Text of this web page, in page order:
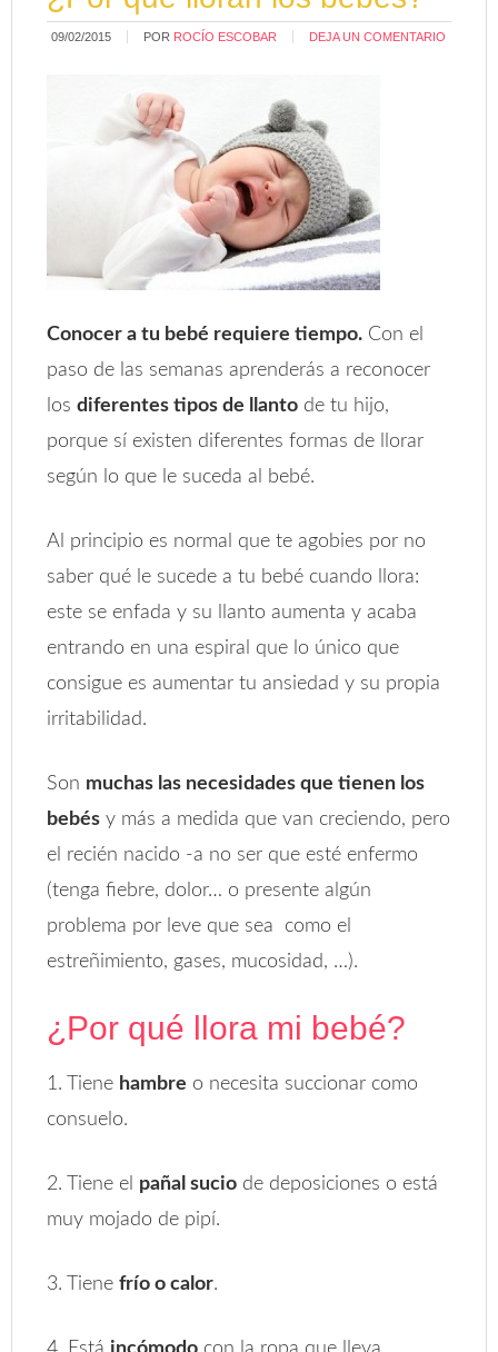
09/02/2015 POR ROCÍO ESCOBAR DEJA UN COMENTARIO
Conocer a tu bebé requiere tiempo. Con el
paso de las semanas aprenderás a reconocer
losdiferentes tipos de llanto de tu hijo,
porque sí existen diferentes formas de llorar
según lo que le suceda al bebé.
Al principio es normal que te agobies por no
saber qué le sucede a tu bebé cuando llora:
este se enfada y su llanto aumenta y acaba
entrando en una espiral que lo único que
consigue es aumentar tu ansiedad y su propia
irritabilidad.
Son muchas las necesidades que tienen los
bebés y más a medida que van creciendo, pero
el recién nacido -a no ser que esté enfermo
(tenga fiebre, dolor… o presente algún
problema por leve que sea como el
estreñimiento, gases, mucosidad, …).
¿Por qué llora mi bebé?
1. Tiene hambre o necesita succionar como
consuelo.
2. Tiene el pañal sucio de deposiciones o está
muy mojado de pipí.
3. Tienefrío o calor.